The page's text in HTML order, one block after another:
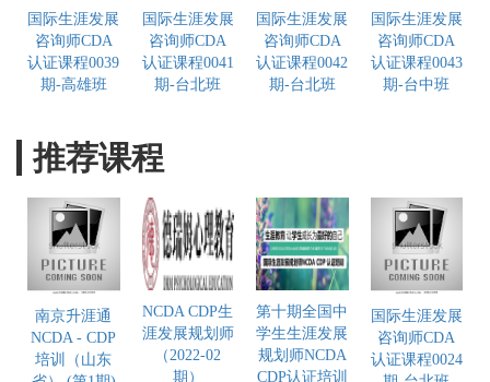
国际生涯发展
咨询师CDA
认证课程0039
期-高雄班
国际生涯发展
咨询师CDA
认证课程0041
期-台北班
国际生涯发展
咨询师CDA
认证课程0042
期-台北班
国际生涯发展
咨询师CDA
认证课程0043
期-台中班
推荐课程
南京升涯通
NCDA - CDP
培训（山东
NCDA CDP生
涯发展规划师
（2022-02
期）
第十期全国中
学生生涯发展
规划师NCDA
CDP认证培训
国际生涯发展
咨询师CDA
认证课程0024